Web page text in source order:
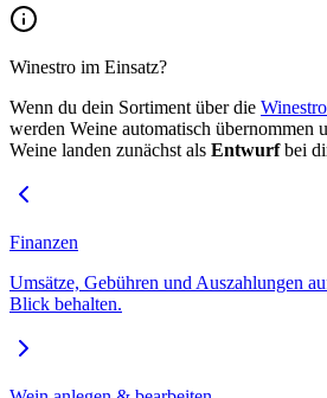
Winestro im Einsatz?
Wenn du dein Sortiment über die
werden Weine automatisch übernommen
Weine landen zunächst als Entwurfbei
Finanzen
Umsätze, Gebühren und Auszahlungen
Blick behalten.